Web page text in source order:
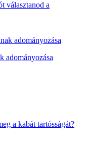
választanod a
adományozása
a kabát tartósságát?